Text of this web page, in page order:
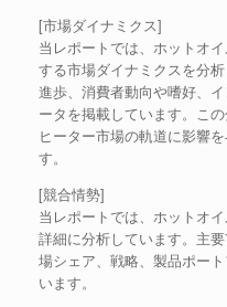
[市場ダイナミクス]
当レポートでは、ホットオ
する市場ダイナミクスを分
進歩、消費者動向や嗜好、
ータを掲載しています。こ
ヒーター市場の軌道に影響
す。
[競合情勢]
当レポートでは、ホットオ
詳細に分析しています。主
場シェア、戦略、製品ポー
います。